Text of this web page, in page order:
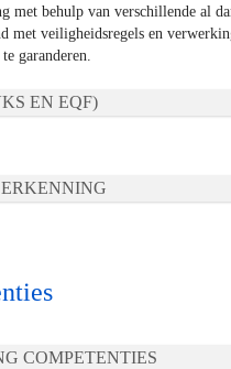
met behulp van verschillende al
met veiligheidsregels en
garanderen.
EN EQF)
COMPETENTIES